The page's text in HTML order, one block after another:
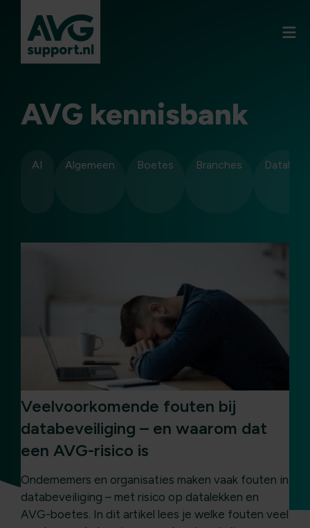
AVG kennisbank
AI Algemeen Boetes Branches
Veelvoorkomende fouten bij
databeveiliging – en waarom dat
een AVG-risico is
Ondernemers en organisaties maken vaak fouten in
databeveiliging – met risico op datalekken en
AVG-boetes. In dit artikel lees je welke fouten veel